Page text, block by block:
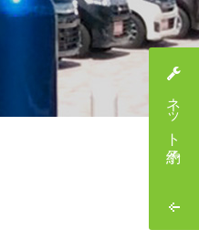
ネット予約